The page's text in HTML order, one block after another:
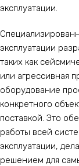
эксплуатации.
эксплуатации
таких как
или агрессивная
оборудование
конкретного
поставкой. Это
работы всей
эксплуатации,
решением для